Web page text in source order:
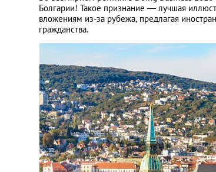
Португалия
Словакия
Словения
США
Болгарии! Такое признание ― лучшая
вложениям из-за рубежа, предлагая
гражданства.